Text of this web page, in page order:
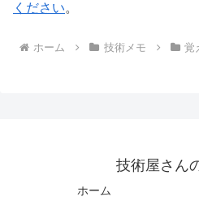
ください。
ホーム 技術メモ 覚
技術屋さん
ホーム